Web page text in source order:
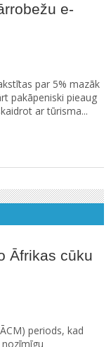
e-
par 5% mazāk
pakāpeniski pieaug
ar tūrisma...
Āfrikas cūku
periods, kad